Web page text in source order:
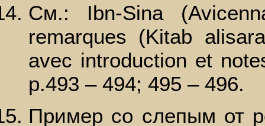
См.: Ibn-Sina
remarques (Kitab
avec introduction et
p.493 – 494; 495 – 496.
Пример со слепым от